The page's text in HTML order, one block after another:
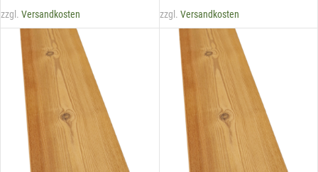
zzgl. Versandkosten
zzgl. Versandkosten